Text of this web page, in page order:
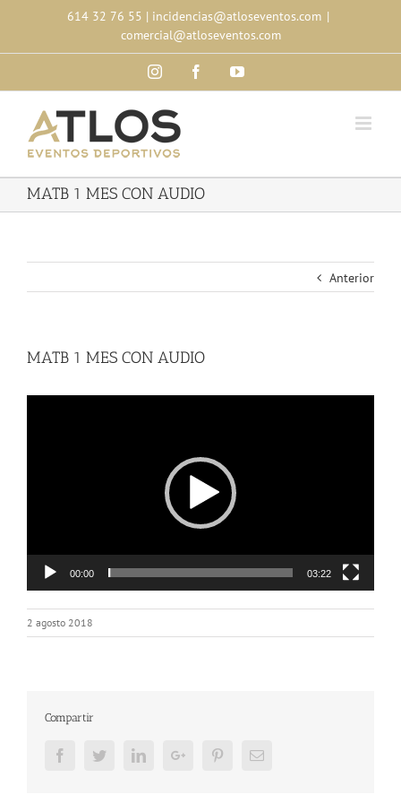
content
614 32 76 55 | incidencias@atloseventos.com |
comercial@atloseventos.com
InstagramFacebookYouTube
MATB 1 MES CON AUDIO
Anterior
MATB 1 MES CON AUDIO
00:00 03:22
2 agosto 2018
Compartir
FacebookTwitterLinkedInGoogle+ PinterestEmail